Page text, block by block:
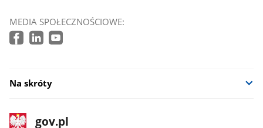
MEDIA SPOŁECZNOŚCIOWE:
Na skróty
stopkaStrona
gov.pl